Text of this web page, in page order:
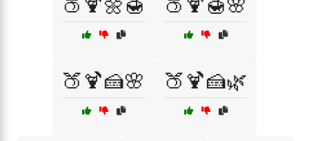
🍑🍹🍰🌸 🍑🍹🍰🌿